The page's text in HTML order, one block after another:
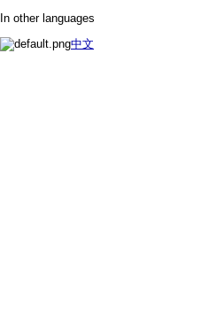
In other languages
中文